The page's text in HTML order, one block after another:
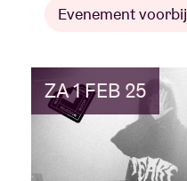
Evenement voorbij
ZA 1 FEB 25